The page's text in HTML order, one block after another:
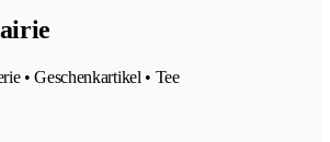
• Geschenkartikel • Tee